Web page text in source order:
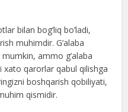
bilan bog’liq bo’ladi,
muhimdir. G’alaba
ammo g’alaba
xato qarorlar qabul qilishga
boshqarish qobiliyati,
qismidir.